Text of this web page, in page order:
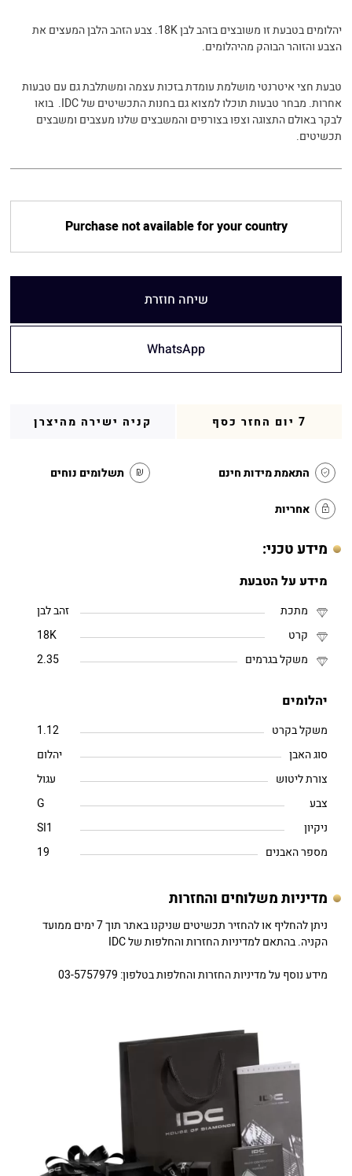
יהלומים בטבעת זו משובצים בזהב לבן 18K. צבע הזהב הלבן המעצים את
הצבע והזוהר הבוהק מהיהלומים.
טבעת חצי איטרנטי מושלמת עומדת בזכות עצמה ומשתלבת גם עם טבעות
אחרות. מבחר טבעות תוכלו למצוא גם בחנות התכשיטים של IDC. בואו
לבקר באולם התצוגה וצפו בצורפים והמשבצים שלנו מעצבים ומשבצים
תכשיטים.
Purchase not available for your country
שיחה חוזרת
WhatsApp
7 יום החזר כסף קניה ישירה מהיצרן
התאמת מידות חינם תשלומים נוחים
אחריות
מידע טכני:
מידע על הטבעת
מתכת
זהב לבן
קרט
18K
משקל בגרמים
2.35
יהלומים
משקל בקרט
1.12
סוג האבן
יהלום
צורת ליטוש
עגול
צבע
G
ניקיון
SI1
מספר האבנים
19
מדיניות משלוחים והחזרות
ניתן להחליף או להחזיר תכשיטים שניקנו באתר תוך 7 ימים ממועד
הקניה. בהתאם למדיניות החזרות והחלפות של IDC
מידע נוסף על מדיניות החזרות והחלפות בטלפון: 03-5757979